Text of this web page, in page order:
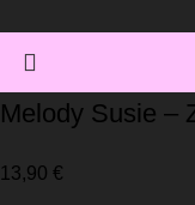
Melody Susie –
13,90 €